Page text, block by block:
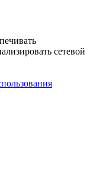
сетевой